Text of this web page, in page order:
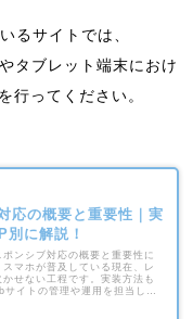
るサイトでは、
タブレット端末におけ
行ってください。
応の概要と重要性｜実
に解説！
ポンシブ対応の概要と重要性に
マホが普及している現在、レ
せない工程です。実装方法も
イトの管理や運用を担当して